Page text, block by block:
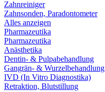
Zahnreiniger
Zahnsonden, Paradontometer
Alles anzeigen
Pharmazeutika
Pharmazeutika
Anästhetika
Dentin- & Pulpabehandlung
Gangrän- & Wurzelbehandlung
IVD (In Vitro Diagnostika)
Retraktion, Blutstillung